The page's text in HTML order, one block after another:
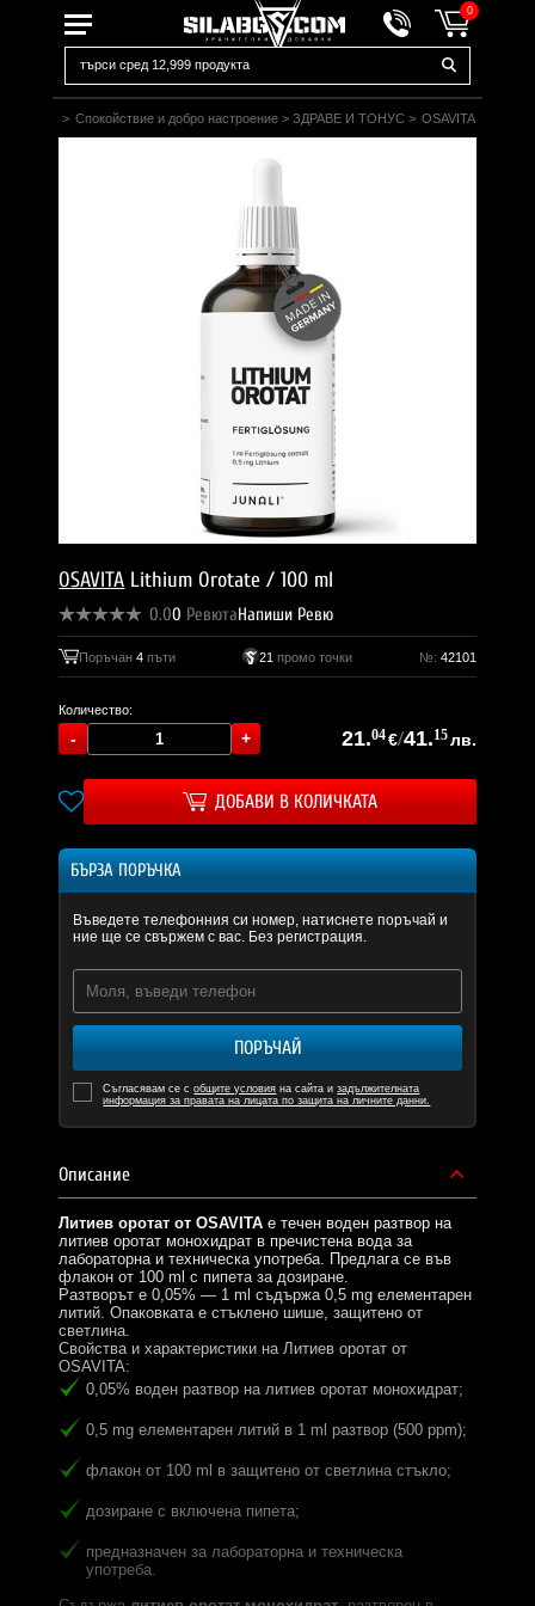
0
> Спокойствие и добро настроение >ЗДРАВЕ И ТОНУС > OSAVITA
OSAVITA Lithium Orotate / 100 ml
0.00 РевютаНапиши Ревю
Поръчан4 пъти 21 промо точки №: 42101
Количество:
21.04€/41.15лв.
ДОБАВИ В КОЛИЧКАТА
БЪРЗА ПОРЪЧКА
Въведете телефонния си номер, натиснете поръчай и
ние ще се свържем с вас. Без регистрация.
ПОРЪЧАЙ
Съгласявам се собщите условия на сайта изадължителната
информация за правата на лицата по защита на личните данни.
Описание
Литиев оротат от OSAVITA е течен воден разтвор на
литиев оротат монохидрат в пречистена вода за
лабораторна и техническа употреба. Предлага се във
флакон от 100 ml с пипета за дозиране.
Разтворът е 0,05% — 1 ml съдържа 0,5 mg елементарен
литий. Опаковката е стъклено шише, защитено от
светлина.
Свойства и характеристики на Литиев оротат от
OSAVITA:
0,05% воден разтвор на литиев оротат монохидрат;
0,5 mg елементарен литий в 1 ml разтвор (500 ppm);
флакон от 100 ml в защитено от светлина стъкло;
дозиране с включена пипета;
предназначен за лабораторна и техническа
употреба.